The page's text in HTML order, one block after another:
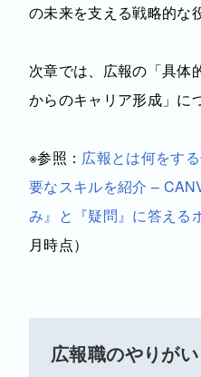
の未来を支える戦略的な
次章では、広報の「具体
からのキャリア形成」に
※参照： 広報とは何をす
要なスキルを紹介 –
み』と『疑問』に答える
月時点）
広報職のやりが